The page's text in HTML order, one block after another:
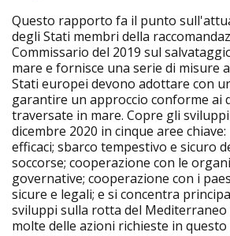
Questo rapporto fa il punto
degli Stati membri della
Commissario del 2019 sul
mare e fornisce una serie di misure
Stati europei devono adottare con
garantire un approccio conforme ai
traversate in mare. Copre gli
dicembre 2020 in cinque aree
efficaci; sbarco tempestivo e sicuro
soccorse; cooperazione con le
governative; cooperazione con i
sicure e legali; e si concentra
sviluppi sulla rotta del Mediterraneo
molte delle azioni richieste in